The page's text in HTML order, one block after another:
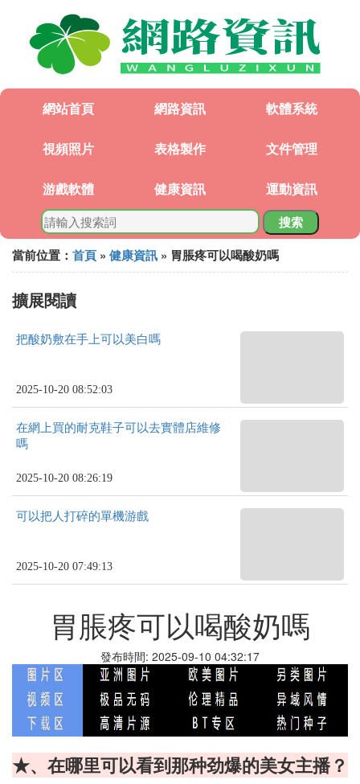
網站首頁 網路資訊 軟體系統
視頻照片 表格製作 文件管理
游戲軟體 健康資訊 運動資訊
搜索
當前位置： 首頁 » 健康資訊 » 胃脹疼可以喝酸奶嗎
擴展閱讀
把酸奶敷在手上可以美白嗎
2025-10-20 08:52:03
在網上買的耐克鞋子可以去實體店維修
嗎
2025-10-20 08:26:19
可以把人打碎的單機游戲
2025-10-20 07:49:13
胃脹疼可以喝酸奶嗎
發布時間: 2025-09-10 04:32:17
★、在哪里可以看到那种劲爆的美女主播？